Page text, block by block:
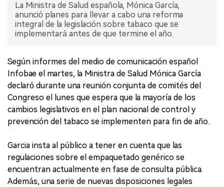
La Ministra de Salud española, Mónica García,
anunció planes para llevar a cabo una reforma
integral de la legislación sobre tabaco que se
implementará antes de que termine el año.
Según informes del medio de comunicación español
Infobae el martes, la Ministra de Salud Mónica García
declaró durante una reunión conjunta de comités del
Congreso el lunes que espera que la mayoría de los
cambios legislativos en el plan nacional de control y
prevención del tabaco se implementen para fin de año.
Garcia insta al público a tener en cuenta que las
regulaciones sobre el empaquetado genérico se
encuentran actualmente en fase de consulta pública.
Además, una serie de nuevas disposiciones legales